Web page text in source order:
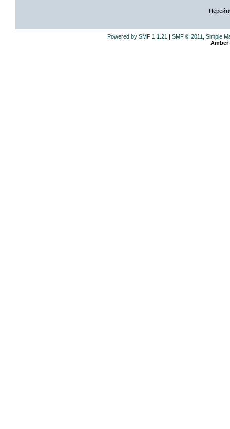
Powered by SMF 1.1.21 | SMF © 2011, Simple
Amber